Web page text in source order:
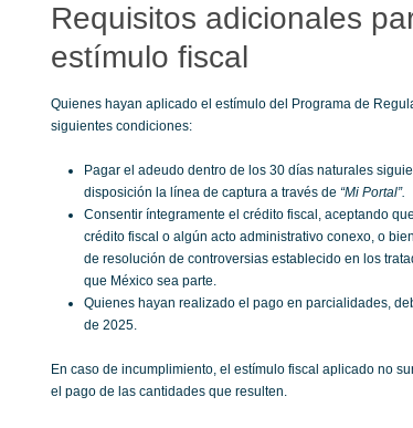
Requisitos adicionales
estímulo fiscal
Quienes hayan aplicado el estímulo del Programa de
siguientes condiciones:
Pagar el adeudo dentro de los 30 días naturales
disposición la línea de captura a través de “Mi Portal”.
Consentir íntegramente el crédito fiscal, aceptando
crédito fiscal o algún acto administrativo conexo, o
de resolución de controversias establecido en los
que México sea parte.
Quienes hayan realizado el pago en parcialidades,
de 2025.
En caso de incumplimiento, el estímulo fiscal aplicado no
el pago de las cantidades que resulten.